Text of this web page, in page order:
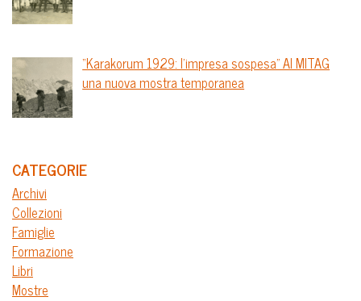
“Karakorum 1929: l’impresa sospesa” Al MITAG
una nuova mostra temporanea
CATEGORIE
Archivi
Collezioni
Famiglie
Formazione
Libri
Mostre